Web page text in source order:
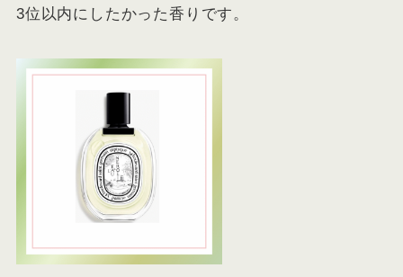
3位以内にしたかった香りです。